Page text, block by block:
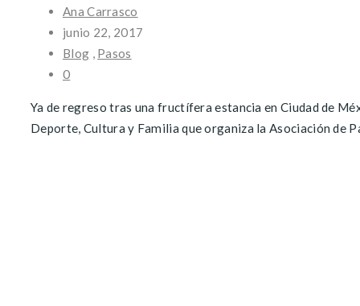
Ana Carrasco
junio 22, 2017
Blog , Pasos
0
Ya de regreso tras una fructífera estancia en Ciudad de
Deporte, Cultura y Familia que organiza la Asociación de